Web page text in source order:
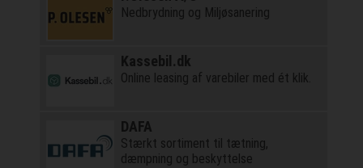
Nedbrydning og Miljøsanering
Kassebil.dk
Online leasing af varebiler med ét klik.
DAFA
Stærkt sortiment til tætning,
dæmpning og beskyttelse